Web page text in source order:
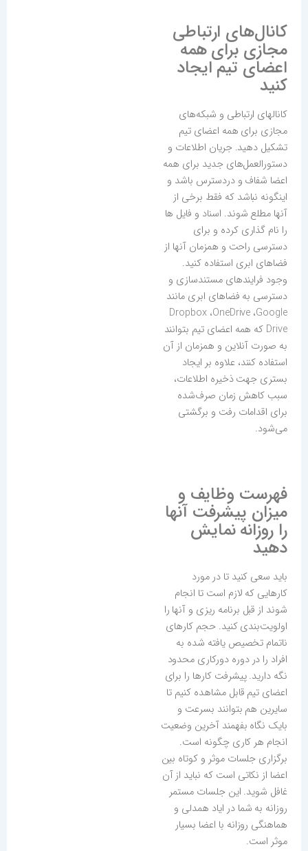
کانال‌های ارتباطی
مجازی برای همه
اعضای تیم ایجاد
کنید
کانالهای ارتباطی و شبکه‌های
مجازی برای همە اعضای تیم
تشکیل دهید. جریان اطلاعات و
دستورالعمل‌های جدید برای همە
اعضا شفاف و دردسترس باشد و
اینگونه نباشد که فقط برخی از
آنها مطلع شوند. اسناد و فایل ها
را نام گذاری کرده و برای
دسترسی راحت و همزمان آنها از
فضاهای ابری استفاده کنید.
وجود فرایندهای مستندسازی و
دسترسی به فضاهای ابری مانند
Dropbox ،OneDrive ،Google
Drive که همه اعضای تیم بتوانند
به صورت آنلاین و همزمان از آن
استفاده کنند، علاوه بر ایجاد
بستری جهت ذخیرە اطلاعات،
سبب کاهش زمان صرف‌شده
برای اقدامات رفت و برگشتی
می‌شود.
فهرست وظایف و
میزان پیشرفت آنها
را روزانه نمایش
دهید
باید سعی کنید تا در مورد
کارهایی که لازم است تا انجام
شوند از قبل برنامه ریزی و آنها را
اولویت‌بندی کنید. حجم کارهای
ناتمام تخصیص یافته شده به
افراد را در دوره دورکاری محدود
نگه دارید. پیشرفت کارها را برای
اعضای تیم قابل مشاهده کنیم تا
سایرین هم بتوانند بسرعت و
بایک نگاه بفهمند آخرین وضعیت
انجام هر کاری چگونه است.
برگزاری جلسات موثر و کوتاه بین
اعضا از نکاتی است که نباید از آن
غافل شوید. این جلسات مستمر
روزانه به شما در ایاد همدلی و
هماهنگی روزانه با اعضا بسیار
موثر است.